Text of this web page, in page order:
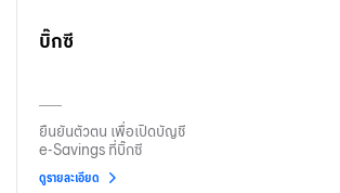
บิ๊กซี
ยืนยันตัวตน เพื่อเปิดบัญชี
e-Savings ที่บิ๊กซี
ดูรายละเอียด